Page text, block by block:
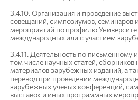
3.4.10. Организация и проведение
совещаний, симпозиумов, семинаров
мероприятий по профилю
международных или с участием
3.4.11. Деятельность по письменному
том числе научных статей,
материалов зарубежных изданий, а
перевод при проведении
зарубежных ученых конференций,
выставок и иных программных